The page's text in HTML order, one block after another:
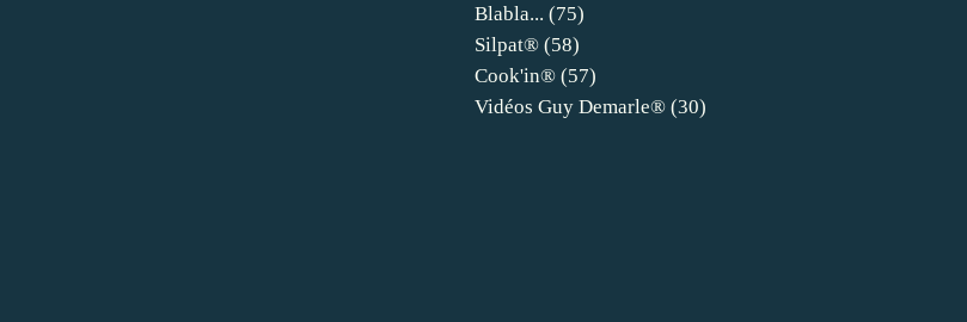
Blabla... (75)
Silpat® (58)
Cook'in® (57)
Vidéos Guy Demarle® (30)